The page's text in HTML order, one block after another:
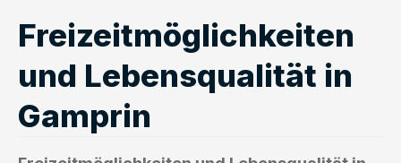
Freizeitmöglichkeiten
und Lebensqualität in
Gamprin